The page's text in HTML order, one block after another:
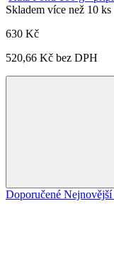
Skladem více než 10 ks
630 Kč
520,66 Kč bez DPH
Doporučené Nejnovější